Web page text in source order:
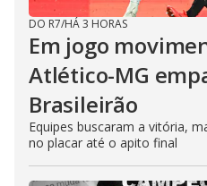
DO R7/HÁ 3 HORAS
Em jogo
Atlético-MG
Brasileirão
Equipes buscaram a vitória,
no placar até o apito final